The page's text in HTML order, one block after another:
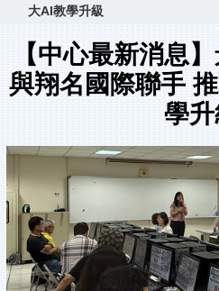
大AI教學升級
【中心最新消息
與翔名國際聯手
學升